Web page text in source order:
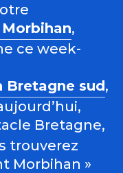
,
ce week-
Bretagne sud,
Bretagne,
trouverez
Morbihan »